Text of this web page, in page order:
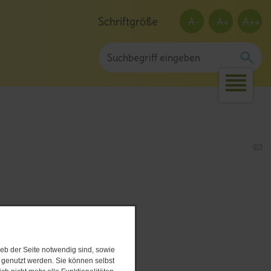
der Seite notwendig sind, sowie
werden. Sie können selbst
Schriftgröße A- A+ A++
zubereitet.